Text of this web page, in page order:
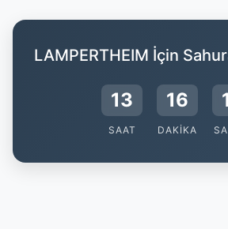
LAMPERTHEIM İçin
13
SAAT
16
DAKIKA